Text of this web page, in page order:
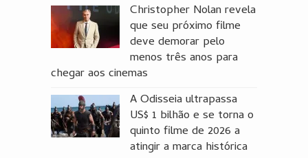
Christopher Nolan revela
que seu próximo filme
deve demorar pelo
menos três anos para
chegar aos cinemas
A Odisseia ultrapassa
US$ 1 bilhão e se torna o
quinto filme de 2026 a
atingir a marca histórica